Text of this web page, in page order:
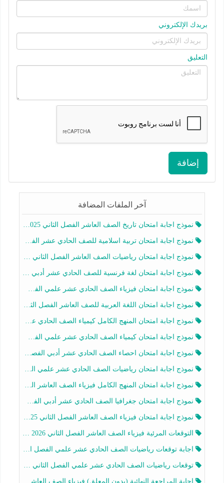
بريدك الإلكتروني
التعليق
إضافة
آخر الملفات المضافة
نموذج اجابة امتحان تاريخ الصف العاشر الفصل الثاني 2025-2026
نموذج اجابة امتحان تربية اسلامية للصف الحادي عشر الفصل الثاني 2025-2026
نموذج اجابة امتحان رياضيات الصف العاشر الفصل الثاني 2025-2026
نموذج اجابة امتحان لغة فرنسية للصف الحادي عشر أدبي الفصل الثاني 2025-2026
نموذج اجابة امتحان فيزياء الصف الحادي عشر علمي الفصل الثاني 2025-2026
نموذج اجابة امتحان اللغة العربية للصف العاشر الفصل الثاني 2025-2026
نموذج اجابة امتحان المنهج الكامل كيمياء الصف الحادي عشر علمي الفصل الثاني 2025-2026
نموذج اجابة امتحان كيمياء الصف الحادي عشر علمي الفصل الثاني 2025-2026
نموذج اجابة امتحان احصاء الصف الحادي عشر أدبي الفصل الثاني 2025-2026
نموذج اجابة امتحان رياضيات الصف الحادي عشر علمي الفصل الثاني 2025-2026
نموذج اجابة امتحان المنهج الكامل فيزياء الصف العاشر الفصل الثاني 2025-2026
نموذج اجابة امتحان جغرافيا الصف الحادي عشر أدبي الفصل الثاني 2025-2026
نموذج اجابة امتحان فيزياء الصف العاشر الفصل الثاني 2025-2026
التوقعات المرئية فيزياء الصف العاشر الفصل الثاني 2026 أ هيثم الليثي
اجابة توقعات رياضيات الصف الحادي عشر علمي الفصل الثاني 2025-2026 أ عمرو فايز
توقعات رياضيات الصف الحادي عشر علمي الفصل الثاني 2025-2026 أ عمرو فايز
اجابة المراجعة النهائية (بدون المعلق) فيزياء الصف العاشر الفصل الثاني أ أحمد نبيه